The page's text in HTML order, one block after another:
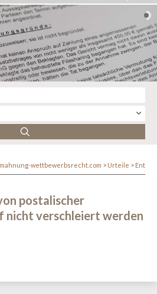
wettbewerbsrecht.com Urteile
postalischer
nicht verschleiert werden